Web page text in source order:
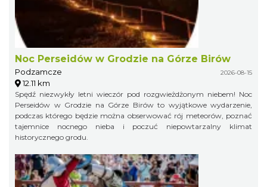
Noc Perseidów w Grodzie na Górze Birów
Podzamcze 2026-08-15
12.11 km
Spędź niezwykły letni wieczór pod rozgwieżdżonym niebem! Noc
Perseidów w Grodzie na Górze Birów to wyjątkowe wydarzenie,
podczas którego będzie można obserwować rój meteorów, poznać
tajemnice nocnego nieba i poczuć niepowtarzalny klimat
historycznego grodu.